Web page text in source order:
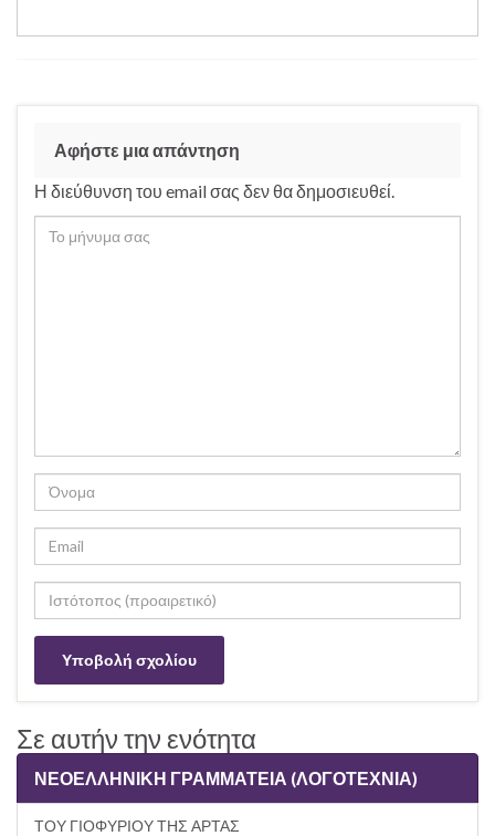
Αφήστε μια απάντηση
Η διεύθυνση του email σας δεν θα δημοσιευθεί.
Σε αυτήν την ενότητα
ΝΕΟΕΛΛΗΝΙΚΗ ΓΡΑΜΜΑΤΕΙΑ (ΛΟΓΟΤΕΧΝΙΑ)
ΤΟΥ ΓΙΟΦΥΡΙΟΥ ΤΗΣ ΑΡΤΑΣ